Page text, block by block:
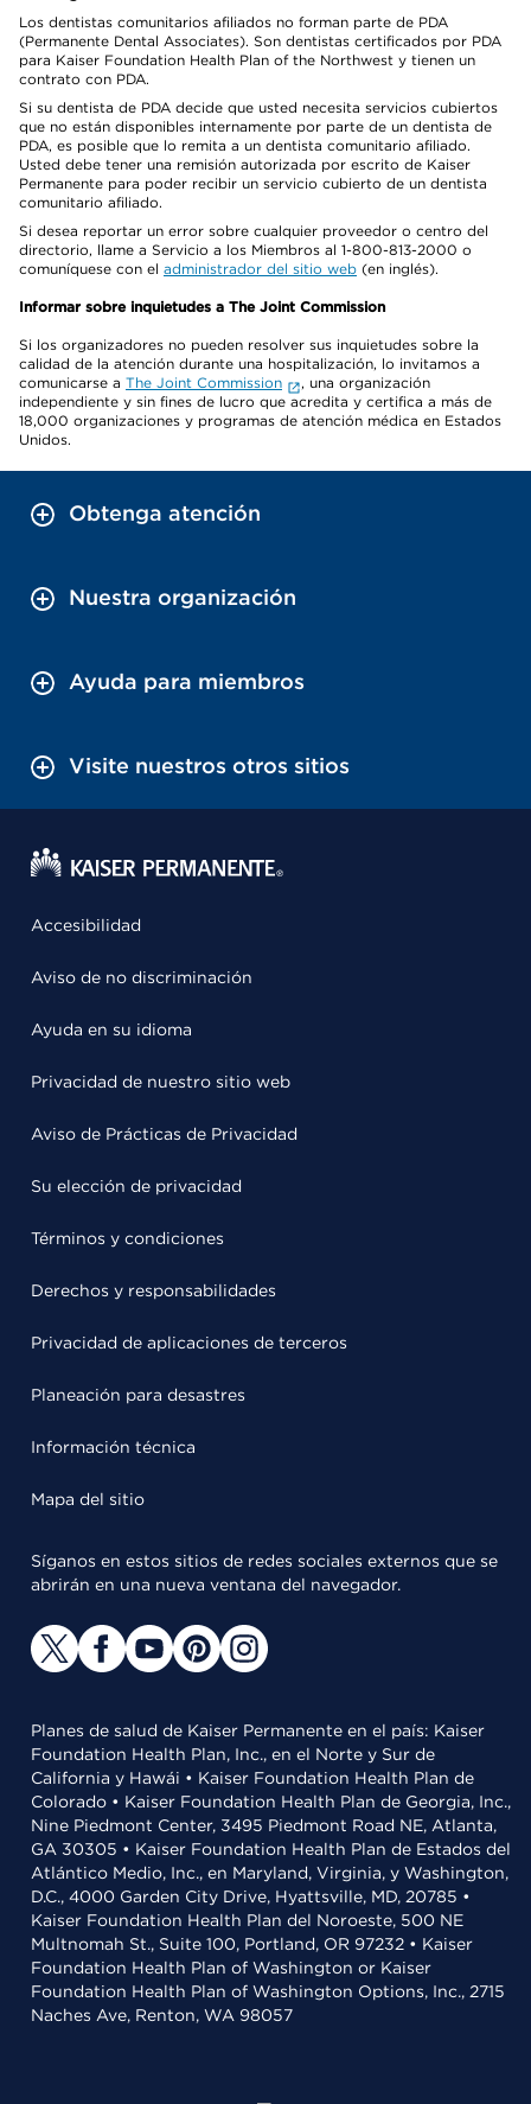
Los dentistas comunitarios afiliados no forman parte de PDA
(Permanente Dental Associates). Son dentistas certificados por PDA
para Kaiser Foundation Health Plan of the Northwest y tienen un
contrato con PDA.
Si su dentista de PDA decide que usted necesita servicios cubiertos
que no están disponibles internamente por parte de un dentista de
PDA, es posible que lo remita a un dentista comunitario afiliado.
Usted debe tener una remisión autorizada por escrito de Kaiser
Permanente para poder recibir un servicio cubierto de un dentista
comunitario afiliado.
Si desea reportar un error sobre cualquier proveedor o centro del
directorio, llame a Servicio a los Miembros al 1-800-813-2000 o
comuníquese con el administrador del sitio web (en inglés).
Informar sobre inquietudes a The Joint Commission
Si los organizadores no pueden resolver sus inquietudes sobre la
calidad de la atención durante una hospitalización, lo invitamos a
comunicarse a The Joint Commission
, una organización
independiente y sin fines de lucro que acredita y certifica a más de
18,000 organizaciones y programas de atención médica en Estados
Unidos.
Obtenga atención
Nuestra organización
Ayuda para miembros
Visite nuestros otros sitios
Accesibilidad
Aviso de no discriminación
Ayuda en su idioma
Privacidad de nuestro sitio web
Aviso de Prácticas de Privacidad
Su elección de privacidad
Términos y condiciones
Derechos y responsabilidades
Privacidad de aplicaciones de terceros
Planeación para desastres
Información técnica
Mapa del sitio
Síganos en estos sitios de redes sociales externos que se
abrirán en una nueva ventana del navegador.
Planes de salud de Kaiser Permanente en el país: Kaiser
Foundation Health Plan, Inc., en el Norte y Sur de
California y Hawái • Kaiser Foundation Health Plan de
Colorado • Kaiser Foundation Health Plan de Georgia, Inc.,
Nine Piedmont Center, 3495 Piedmont Road NE, Atlanta,
GA 30305 • Kaiser Foundation Health Plan de Estados del
Atlántico Medio, Inc., en Maryland, Virginia, y Washington,
D.C., 4000 Garden City Drive, Hyattsville, MD, 20785 •
Kaiser Foundation Health Plan del Noroeste, 500 NE
Multnomah St., Suite 100, Portland, OR 97232 • Kaiser
Foundation Health Plan of Washington or Kaiser
Foundation Health Plan of Washington Options, Inc., 2715
Naches Ave, Renton, WA 98057